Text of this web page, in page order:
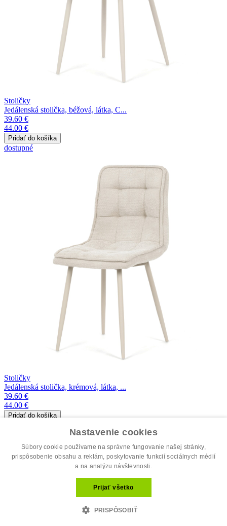
Stoličky
Jedálenská stolička, béžová, látka, C...
39.60 €
44.00 €
dostupné
Stoličky
Jedálenská stolička, krémová, látka, ...
39.60 €
44.00 €
Nastavenie cookies
Súbory cookie používame na správne fungovanie našej stránky,
prispôsobenie obsahu a reklám, poskytovanie funkcií sociálnych médií
a na analýzu návštevnosti.
Prijať všetko
PRISPÔSOBIŤ